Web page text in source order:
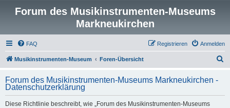
Forum des Musikinstrumenten-Museums
Markneukirchen
FAQ Anmelden
Registrieren
Musikinstrumenten-Museum Foren-Übersicht
h
Forum des Musikinstrumenten-Museums Markneukirchen -
Datenschutzerklärung
Diese Richtlinie beschreibt, wie „Forum des Musikinstrumenten-Museums